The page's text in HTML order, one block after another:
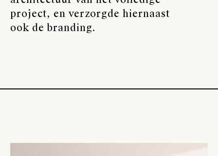
project, en verzorgde hiernaast
ook de branding.